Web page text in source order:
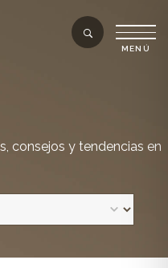
consejos y tendencias en